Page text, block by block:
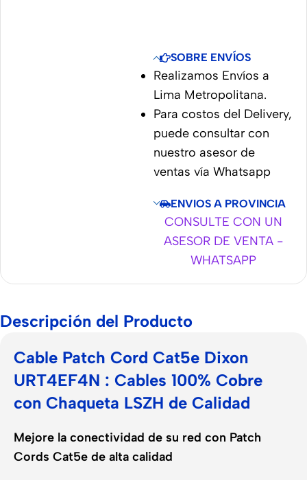
SOBRE ENVÍOS
Realizamos Envíos a
Lima Metropolitana.
Para costos del Delivery,
puede consultar con
nuestro asesor de
ventas vía Whatsapp
ENVIOS A PROVINCIA
CONSULTE CON UN
ASESOR DE VENTA -
WHATSAPP
Descripción del Producto
Cable Patch Cord Cat5e Dixon
URT4EF4N : Cables 100% Cobre
con Chaqueta LSZH de Calidad
Mejore la conectividad de su red con Patch
Cords Cat5e de alta calidad